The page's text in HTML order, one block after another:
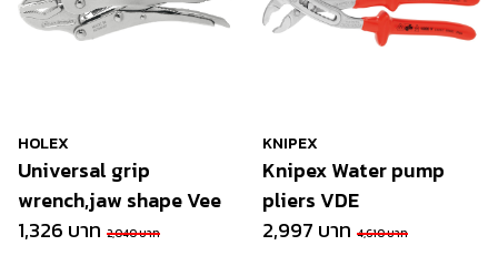
HOLEX
Universal grip
wrench,jaw shape Vee
1,326 บาท 2,040 บาท
KNIPEX
Knipex Water pump
pliers VDE
2,997 บาท 4,610 บาท